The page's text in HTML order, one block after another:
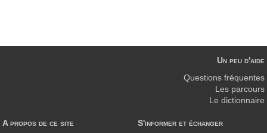
A propos de ce site
S'informer et échanger
Un peu d'aide
Questions fréquentes
Les parcours
Le dictionnaire